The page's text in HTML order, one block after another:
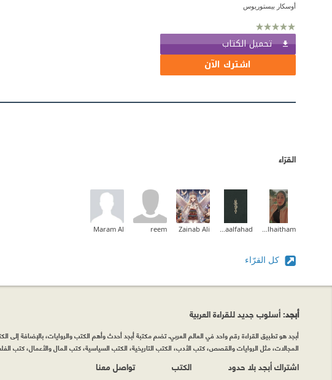
أوسكار بيستوريوس
تحميل الكتاب
اشترك الآن
القرّاء
Zainab Ali
reem
Maram Al
كل القرّاء
أبجد: أسلوب جديد للقراءة العربية
أبجد هو تطبيق القراءة رقم واحد في العالم العربي. تضم مكتبة أبجد أحدث وأهم الكتب والروايات، بالإضافة إلى
المجالات، مثل الروايات والقصص، كتب الأدب، الكتب التاريخية، الكتب السياسية، كتب المال والأعمال، كتب
اشتراك أبجد بلا حدود الكتب تواصل معنا